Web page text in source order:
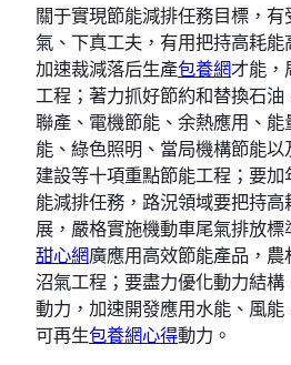
關于實現節能減排任務目標，
氣、下真工夫，有用把持高耗能
加速裁減落后生產包養網才能，
工程；著力抓好節約和替換石
聯產、電機節能、余熱應用、
能、綠色照明、當局機構節能
建設等十項重點節能工程；要
能減排任務，路況領域要把持
展，嚴格實施機動車尾氣排放
甜心網廣應用高效節能產品，
沼氣工程；要盡力優化動力結
動力，加速開發應用水能、風
可再生包養網心得動力。